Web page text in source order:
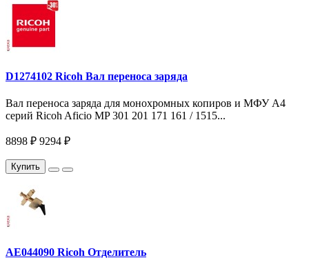
D1274102 Ricoh Вал переноса заряда
Вал переноса заряда для монохромных копиров и МФУ A4
серий Ricoh Aficio MP 301 201 171 161 / 1515...
8898 ₽ 9294 ₽
Купить
AE044090 Ricoh Отделитель